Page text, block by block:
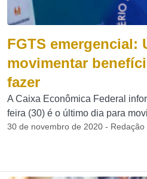
FGTS emergencial:
movimentar
fazer
A Caixa Econômica Federal
feira (30) é o último dia para
30 de novembro de 2020 - Redação